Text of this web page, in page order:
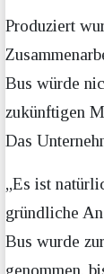
Produziert
Bus würde
zukünftigen
Das
„Es ist
gründliche
Bus wurde
genommen,